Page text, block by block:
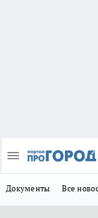
Документы Все